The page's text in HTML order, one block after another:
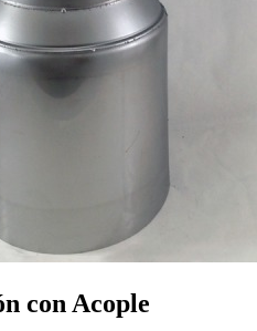
con Acople